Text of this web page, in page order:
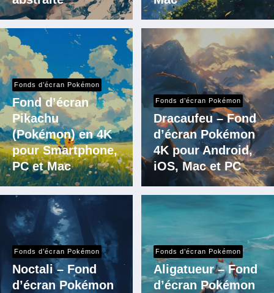
Fonds d’écran Pokémon
Fond d’écran
Pikachu
(Pokémon) en 4K
pour Smartphone,
PC et Mac
Fonds d’écran Pokémon
Dracaufeu – Fond
d’écran Pokémon
4K pour Android,
iOS, Mac et PC
Fonds d’écran Pokémon
Noctali – Fond
d’écran Pokémon
Fonds d’écran Pokémon
Aligatueur – Fond
d’écran Pokémon